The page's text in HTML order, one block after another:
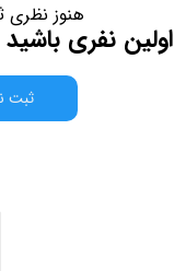
هنوز
اولین نفری
ثبت